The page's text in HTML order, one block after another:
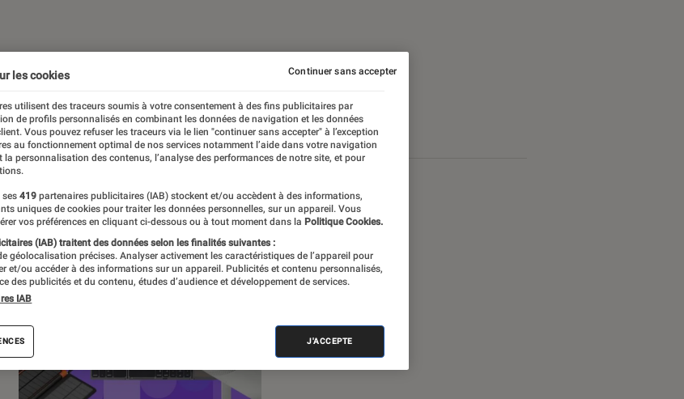
conseils Pop Culture Tech
les cookies
utilisent des traceurs soumis à votre consentement à des fins publicitaires par
de profils personnalisés en combinant les données de navigation et les données
Vous pouvez refuser les traceurs via le lien "continuer sans accepter" à l’exception
au fonctionnement optimal de nos services notamment l’aide dans votre navigation
personnalisation des contenus, l’analyse des performances de notre site, et pour
419 partenaires publicitaires (IAB) stockent et/ou accèdent à des informations,
uniques de cookies pour traiter les données personnelles, sur un appareil. Vous
vos préférences en cliquant ci-dessous ou à tout moment dans la Politique Cookies.
(IAB) traitent des données selon les finalités suivantes :
géolocalisation précises. Analyser activement les caractéristiques de l’appareil pour
et/ou accéder à des informations sur un appareil. Publicités et contenu personnalisés,
des publicités et du contenu, études d’audience et développement de services.
IAB
J'ACCEPTE
Continuer sans accepter